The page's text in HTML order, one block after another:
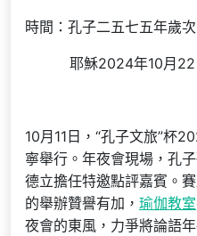
時間：孔子二五七五年歲
耶穌2024年10月22
10月11日，“孔子文旅”杯
寧舉行。年夜會現場，孔
德立擔任特邀點評嘉賓。
的舉辦贊譽有加， 瑜伽教室
夜會的東風，力爭將論語